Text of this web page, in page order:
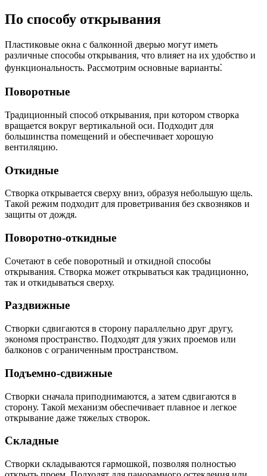
По способу открывания
Пластиковые окна с балконной дверью могут иметь
различные способы открывания, что влияет на их удобство и
функциональность. Рассмотрим основные варианты⁚
Поворотные
Традиционный способ открывания, при котором створка
вращается вокруг вертикальной оси. Подходит для
большинства помещений и обеспечивает хорошую
вентиляцию.
Откидные
Створка открывается сверху вниз, образуя небольшую щель.
Такой режим подходит для проветривания без сквозняков и
защиты от дождя.
Поворотно-откидные
Сочетают в себе поворотный и откидной способы
открывания. Створка может открываться как традиционно,
так и откидываться сверху.
Раздвижные
Створки сдвигаются в сторону параллельно друг другу,
экономя пространство. Подходят для узких проемов или
балконов с ограниченным пространством.
Подъемно-сдвижные
Створки сначала приподнимаются, а затем сдвигаются в
сторону. Такой механизм обеспечивает плавное и легкое
открывание даже тяжелых створок.
Складные
Створки складываются гармошкой, позволяя полностью